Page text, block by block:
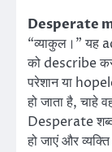
Desperate
“व्याकुल।”
को describe
परेशान या
हो जाता है,
Desperate
हो जाएं और